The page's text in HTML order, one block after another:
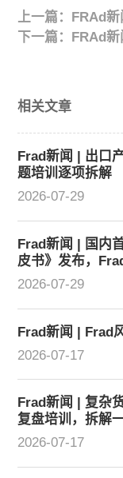
相关文章
Frad新闻 | 出口
题培训逐项拆解
2026-07-29
Frad新闻 | 国内
皮书》发布，
2026-07-29
Frad新闻 | Frad
2026-07-17
Frad新闻 | 复杂
复盘培训，拆解
2026-07-17